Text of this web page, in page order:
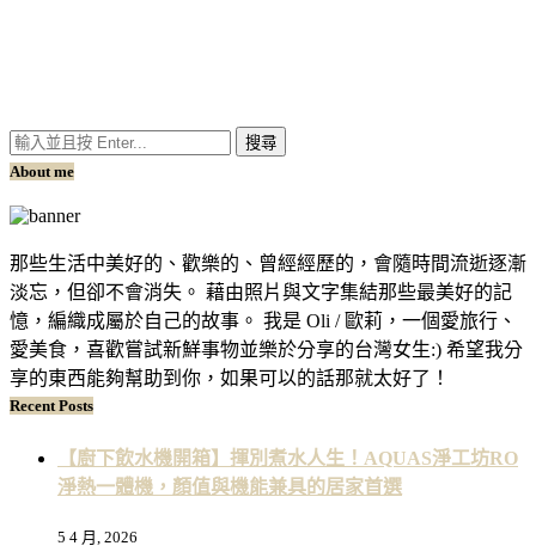
About me
那些生活中美好的、歡樂的、曾經經歷的，會隨時間流逝逐漸
淡忘，但卻不會消失。 藉由照片與文字集結那些最美好的記
憶，編織成屬於自己的故事。 我是 Oli / 歐莉，一個愛旅行、
愛美食，喜歡嘗試新鮮事物並樂於分享的台灣女生:) 希望我分
享的東西能夠幫助到你，如果可以的話那就太好了！
Recent Posts
【廚下飲水機開箱】揮別煮水人生！AQUAS淨工坊RO
淨熱一體機，顏值與機能兼具的居家首選
5 4 月, 2026